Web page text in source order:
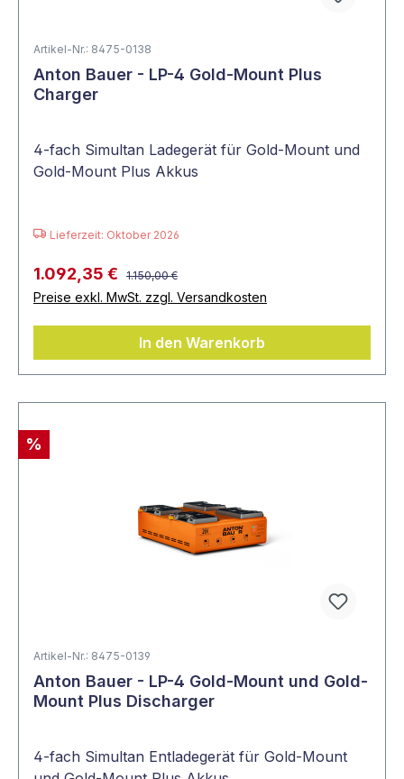
Artikel-Nr.: 8475-0138
Anton Bauer - LP-4 Gold-Mount Plus
Charger
4-fach Simultan Ladegerät für Gold-Mount und
Gold-Mount Plus Akkus
Lieferzeit: Oktober 2026
1.092,35 € 1.150,00 €
Preise exkl. MwSt. zzgl. Versandkosten
In den Warenkorb
%
Artikel-Nr.: 8475-0139
Anton Bauer - LP-4 Gold-Mount und Gold-
Mount Plus Discharger
4-fach Simultan Entladegerät für Gold-Mount